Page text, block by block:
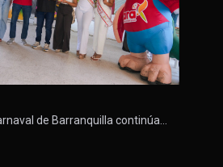
de Barranquilla continúa…